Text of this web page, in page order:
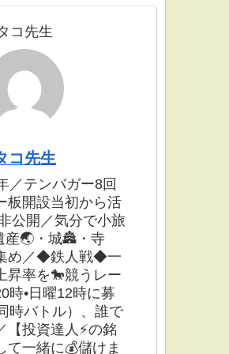
コ先生
コ先生
／テンバガー8回
板開設当初から活
公開／気分で小旅
🌏・城🏯・寺
め／◆鉄人戦◆一
昇率を🐎競うレー
時•日曜12時に募
時バトル）、誰で
【投資達人⚡️の銘
て一緒に💰儲けま